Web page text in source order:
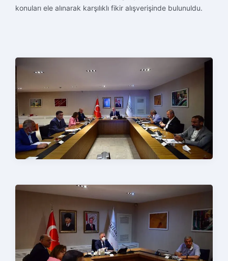
konuları ele alınarak karşılıklı fikir alışverişinde bulunuldu.